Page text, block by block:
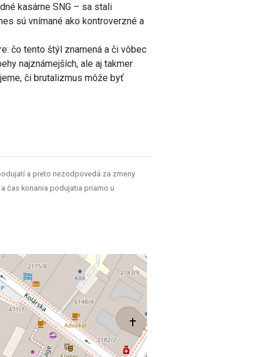
kasárne SNG – sa stali
sú vnímané ako kontroverzné a
čo tento štýl znamená a či vôbec
najznámejších, ale aj takmer
či brutalizmus môže byť
a preto nezodpovedá za zmeny
čas konania podujatia priamo u